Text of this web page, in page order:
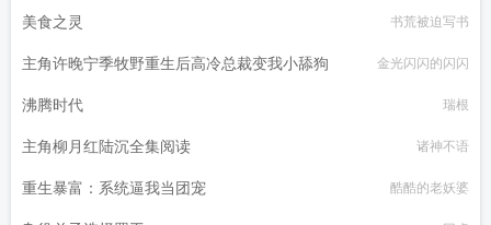
美食之灵 书荒被迫写书
主角许晚宁季牧野重生后高冷总裁变我小舔狗 金光闪闪的闪闪
沸腾时代 瑞根
主角柳月红陆沉全集阅读 诸神不语
重生暴富：系统逼我当团宠 酷酷的老妖婆